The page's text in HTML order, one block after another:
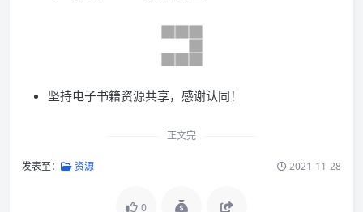
坚持电子书籍资源共享，感谢认同！
正文完
发表至： 资源 2021-11-28
0